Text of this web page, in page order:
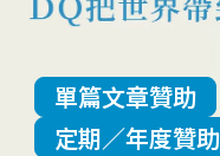
單篇文章贊助
定期／年度贊助